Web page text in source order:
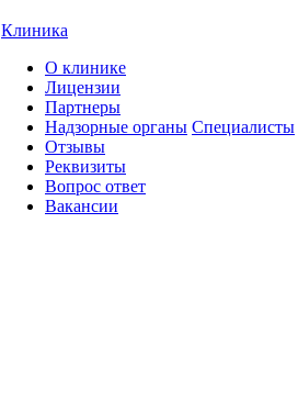
Клиника
О клинике
Лицензии
Партнеры
Надзорные органы
Отзывы
Реквизиты
Вопрос ответ
Вакансии
Специалисты